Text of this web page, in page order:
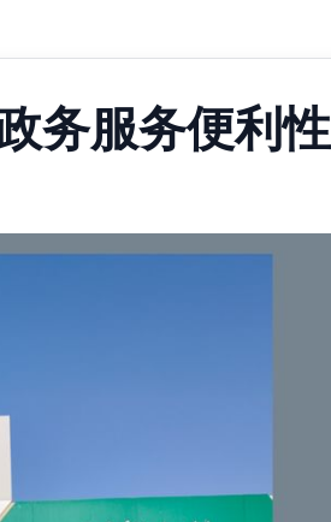
务服务便利性